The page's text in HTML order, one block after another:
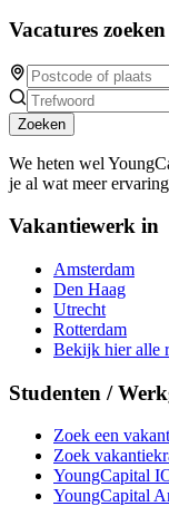
Vacatures zoeken
Zoeken
We heten wel
je al wat meer
Vakantiewerk in
Amsterdam
Den Haag
Utrecht
Rotterdam
Bekijk hier alle
Studenten /
Zoek een
Zoek
YoungCapital
YoungCapital